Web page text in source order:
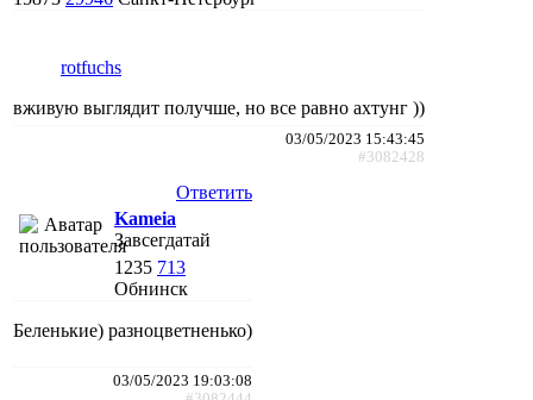
rotfuchs
вживую выглядит получше, но все равно ахтунг ))
03/05/2023 15:43:45
#3082428
Ответить
Kameia
Завсегдатай
1235 713
Обнинск
Беленькие) разноцветненько)
03/05/2023 19:03:08